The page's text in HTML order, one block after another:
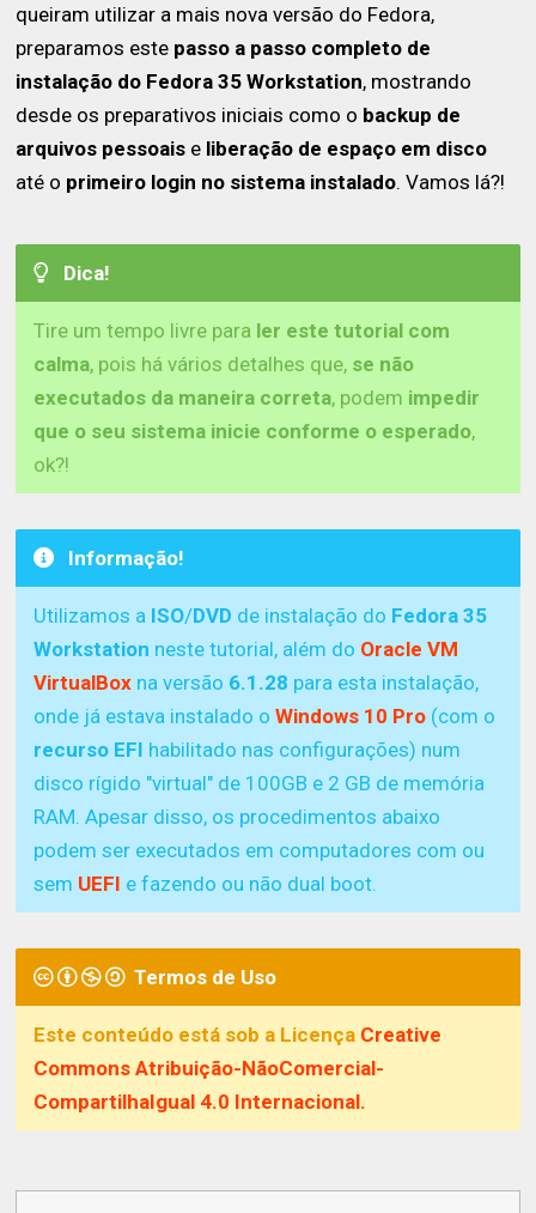
queiram utilizar a mais nova versão do Fedora,
preparamos este passo a passo completo de
instalação do Fedora 35 Workstation, mostrando
desde os preparativos iniciais como o backup de
arquivos pessoais e liberação de espaço em disco
até o primeiro login no sistema instalado. Vamos lá?!
Dica!
Tire um tempo livre para ler este tutorial com
calma, pois há vários detalhes que, se não
executados da maneira correta, podem impedir
que o seu sistema inicie conforme o esperado,
ok?!
Informação!
Utilizamos a ISO/DVD de instalação do Fedora 35
Workstation neste tutorial, além do Oracle VM
VirtualBox na versão 6.1.28 para esta instalação,
onde já estava instalado oWindows 10 Pro (com o
recurso EFI habilitado nas configurações) num
disco rígido "virtual" de 100GB e 2 GB de memória
RAM. Apesar disso, os procedimentos abaixo
podem ser executados em computadores com ou
sem UEFI e fazendo ou não dual boot.
Termos de Uso
Este conteúdo está sob a Licença Creative
Commons Atribuição-NãoComercial-
CompartilhaIgual 4.0 Internacional.